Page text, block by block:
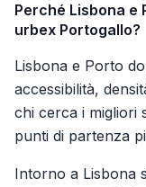
Perché Lisbona e
urbex Portogallo?
Lisbona e Porto
accessibilità,
chi cerca i migliori
punti di partenza
Intorno a Lisbona